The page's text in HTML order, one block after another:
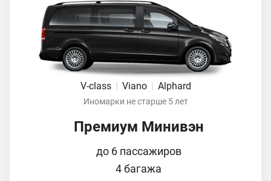
V-class Viano Alphard
Иномарки не старше 5 лет
Премиум Минивэн
до 6 пассажиров
4 багажа